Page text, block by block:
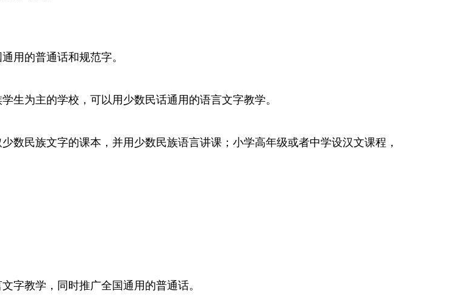
用的普通话和规范字。
生为主的学校，可以用少数民话通用的语言文字教学。
数民族文字的课本，并用少数民族语言讲课；小学高年级或者中学设汉文课程，
字教学，同时推广全国通用的普通话。